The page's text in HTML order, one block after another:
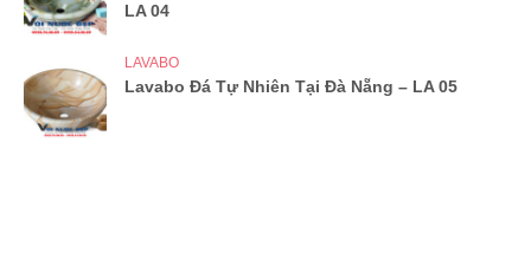
LA 04
LAVABO
Lavabo Đá Tự Nhiên Tại Đà Nẵng – LA 05